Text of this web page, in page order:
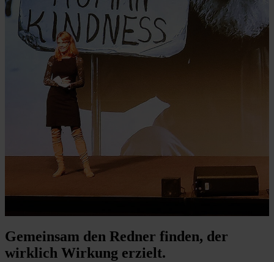
Gemeinsam den Redner finden, der
wirklich Wirkung erzielt.